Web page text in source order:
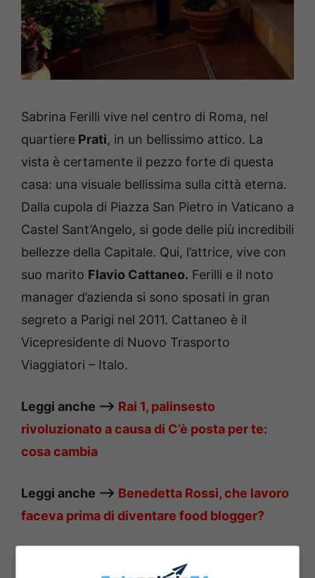
Sabrina Ferilli vive nel centro di Roma, nel
quartiere Prati, in un bellissimo attico. La
vista è certamente il pezzo forte di questa
casa: una visuale bellissima sulla città eterna.
Dalla cupola di Piazza San Pietro in Vaticano a
Castel Sant’Angelo, si gode delle più incredibili
bellezze della Capitale. Qui, l’attrice, vive con
suo marito Flavio Cattaneo. Ferilli e il noto
manager d’azienda si sono sposati in gran
segreto a Parigi nel 2011. Cattaneo è il
Vicepresidente di Nuovo Trasporto
Viaggiatori – Italo.
Leggi anche —–> Rai 1, palinsesto
rivoluzionato a causa di C’è posta per te:
cosa cambia
Leggi anche —–> Benedetta Rossi, che lavoro
faceva prima di diventare food blogger?